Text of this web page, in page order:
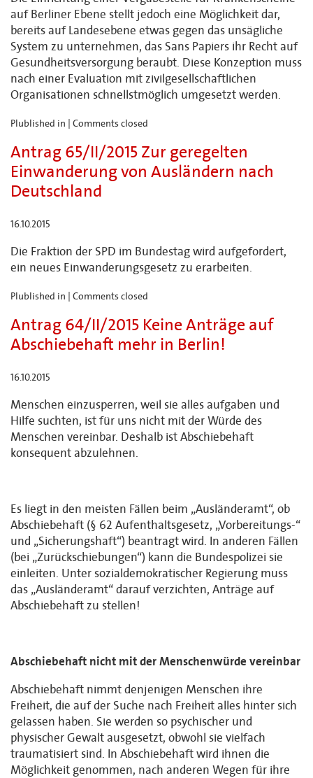
auf Berliner Ebene stellt jedoch eine Möglichkeit dar,
bereits auf Landesebene etwas gegen das unsägliche
System zu unternehmen, das Sans Papiers ihr Recht auf
Gesundheitsversorgung beraubt. Diese Konzeption muss
nach einer Evaluation mit zivilgesellschaftlichen
Organisationen schnellstmöglich umgesetzt werden.
Plublished in | Comments closed
Antrag 65/II/2015 Zur geregelten
Einwanderung von Ausländern nach
Deutschland
16.10.2015
Die Fraktion der SPD im Bundestag wird aufgefordert,
ein neues Einwanderungsgesetz zu erarbeiten.
Plublished in | Comments closed
Antrag 64/II/2015 Keine Anträge auf
Abschiebehaft mehr in Berlin!
16.10.2015
Menschen einzusperren, weil sie alles aufgaben und
Hilfe suchten, ist für uns nicht mit der Würde des
Menschen vereinbar. Deshalb ist Abschiebehaft
konsequent abzulehnen.
Es liegt in den meisten Fällen beim „Ausländeramt“, ob
Abschiebehaft (§ 62 Aufenthaltsgesetz, „Vorbereitungs-“
und „Sicherungshaft“) beantragt wird. In anderen Fällen
(bei „Zurückschiebungen“) kann die Bundespolizei sie
einleiten. Unter sozialdemokratischer Regierung muss
das „Ausländeramt“ darauf verzichten, Anträge auf
Abschiebehaft zu stellen!
Abschiebehaft nicht mit der Menschenwürde vereinbar
Abschiebehaft nimmt denjenigen Menschen ihre
Freiheit, die auf der Suche nach Freiheit alles hinter sich
gelassen haben. Sie werden so psychischer und
physischer Gewalt ausgesetzt, obwohl sie vielfach
traumatisiert sind. In Abschiebehaft wird ihnen die
Möglichkeit genommen, nach anderen Wegen für ihre